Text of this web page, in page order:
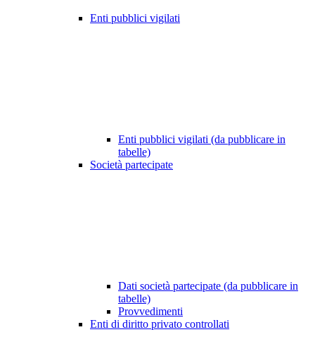
Enti pubblici vigilati
Enti pubblici vigilati (da pubblicare in
tabelle)
Società partecipate
Dati società partecipate (da pubblicare in
tabelle)
Provvedimenti
Enti di diritto privato controllati